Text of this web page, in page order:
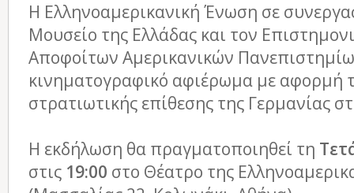
Η Ελληνοαμερικανική Ένωση σε
Μουσείο της Ελλάδας και τον
Αποφοίτων Αμερικανικών
κινηματογραφικό αφιέρωμα με αφορμή
στρατιωτικής επίθεσης της Γερμανίας
Η εκδήλωση θα πραγματοποιηθεί τη
στις 19:00 στο Θέατρο της